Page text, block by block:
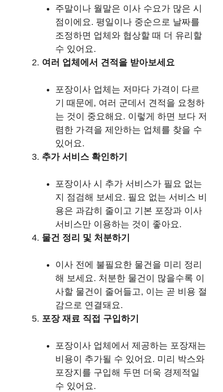
주말이나 월말은 이사 수요가 많은 시
점이에요. 평일이나 중순으로 날짜를
조정하면 업체와 협상할 때 더 유리할
수 있어요.
여러 업체에서 견적을 받아보세요
포장이사 업체는 저마다 가격이 다르
기 때문에, 여러 군데서 견적을 요청하
는 것이 중요해요. 이렇게 하면 보다 저
렴한 가격을 제안하는 업체를 찾을 수
있어요.
추가 서비스 확인하기
포장이사 시 추가 서비스가 필요 없는
지 점검해 보세요. 필요 없는 서비스 비
용은 과감히 줄이고 기본 포장과 이사
서비스만 이용하는 것이 좋아요.
물건 정리 및 처분하기
이사 전에 불필요한 물건을 미리 정리
해 보세요. 처분한 물건이 많을수록 이
사할 물건이 줄어들고, 이는 곧 비용 절
감으로 연결돼요.
포장 재료 직접 구입하기
포장이사 업체에서 제공하는 포장재는
비용이 추가될 수 있어요. 미리 박스와
포장지를 구입해 두면 더욱 경제적일
수 있어요.